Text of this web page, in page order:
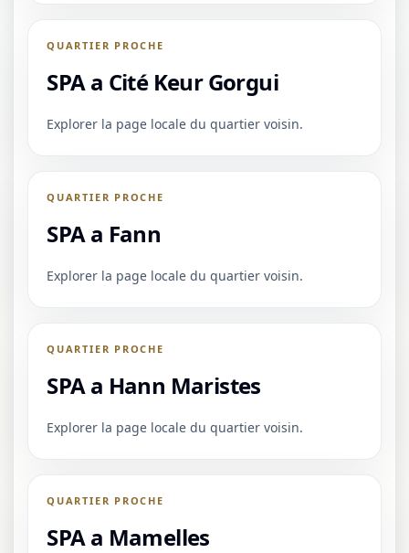
QUARTIER PROCHE
SPA a Cité Keur Gorgui
Explorer la page locale du quartier voisin.
QUARTIER PROCHE
SPA a Fann
Explorer la page locale du quartier voisin.
QUARTIER PROCHE
SPA a Hann Maristes
Explorer la page locale du quartier voisin.
QUARTIER PROCHE
SPA a Mamelles